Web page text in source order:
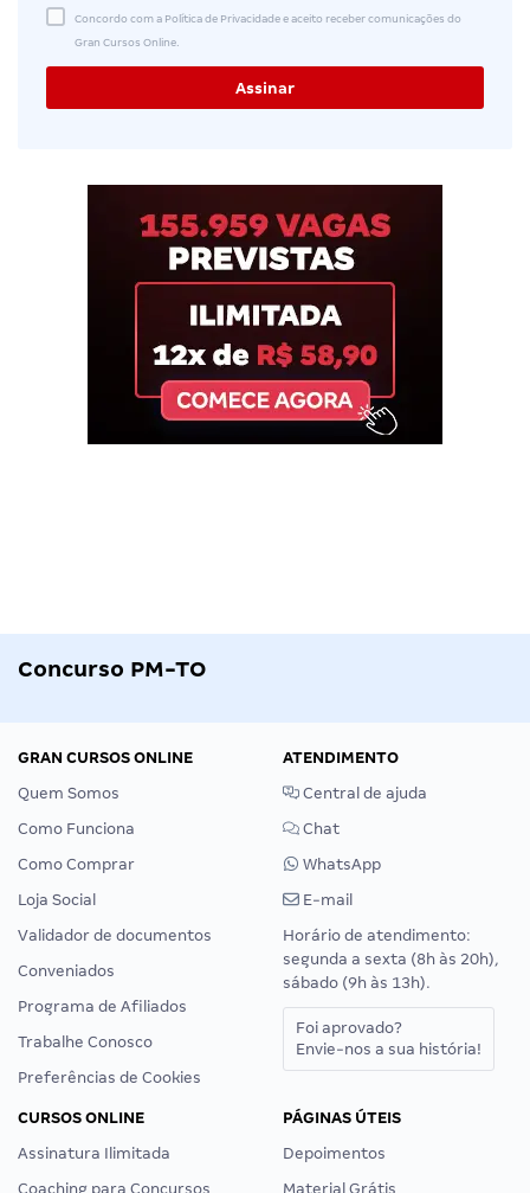
Concordo com a Política de Privacidade e aceito receber comunicações do
Gran Cursos Online.
Concurso PM-TO
GRAN CURSOS ONLINE
Quem Somos
Como Funciona
Como Comprar
Loja Social
Validador de documentos
Conveniados
Programa de Afiliados
Trabalhe Conosco
Preferências de Cookies
ATENDIMENTO
Central de ajuda
Chat
WhatsApp
E-mail
Horário de atendimento:
segunda a sexta (8h às 20h),
sábado (9h às 13h).
Foi aprovado?
Envie-nos a sua história!
CURSOS ONLINE
Assinatura Ilimitada
Coaching para Concursos
PÁGINAS ÚTEIS
Depoimentos
Material Grátis